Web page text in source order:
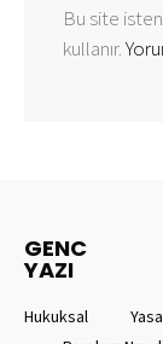
Bu site
kullanır.
GENC
YAZI
Hukuksal